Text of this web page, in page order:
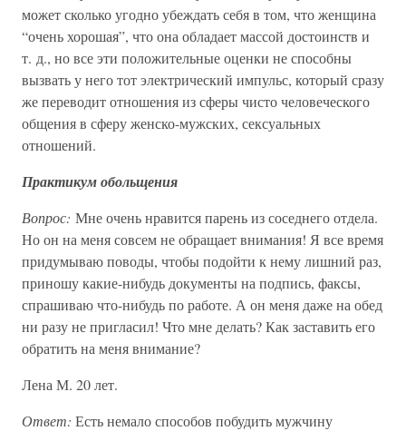
может сколько угодно убеждать себя в том, что женщина
“очень хорошая”, что она обладает массой достоинств и
т. д., но все эти положительные оценки не способны
вызвать у него тот электрический импульс, который сразу
же переводит отношения из сферы чисто человеческого
общения в сферу женско-мужских, сексуальных
отношений.
Практикум обольщения
Вопрос: Мне очень нравится парень из соседнего отдела.
Но он на меня совсем не обращает внимания! Я все время
придумываю поводы, чтобы подойти к нему лишний раз,
приношу какие-нибудь документы на подпись, факсы,
спрашиваю что-нибудь по работе. А он меня даже на обед
ни разу не пригласил! Что мне делать? Как заставить его
обратить на меня внимание?
Лена М. 20 лет.
Ответ: Есть немало способов побудить мужчину